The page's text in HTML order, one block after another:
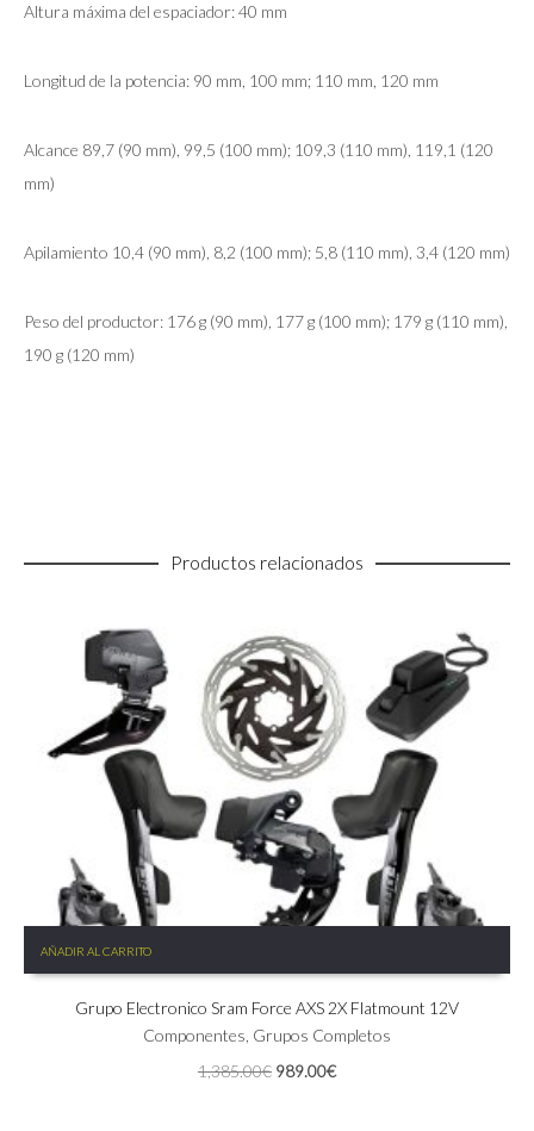
Altura máxima del espaciador: 40 mm
Longitud de la potencia: 90 mm, 100 mm; 110 mm, 120 mm
Alcance 89,7 (90 mm), 99,5 (100 mm); 109,3 (110 mm), 119,1 (120
mm)
Apilamiento 10,4 (90 mm), 8,2 (100 mm); 5,8 (110 mm), 3,4 (120 mm)
Peso del productor: 176 g (90 mm), 177 g (100 mm); 179 g (110 mm),
190 g (120 mm)
Productos relacionados
AÑADIR AL CARRITO
Grupo Electronico Sram Force AXS 2X Flatmount 12V
Componentes Grupos Completos
1,385.00€ El
989.00€El